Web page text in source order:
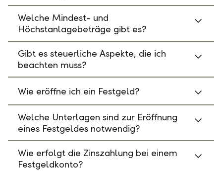
Welche Mindest- und
Höchstanlagebeträge gibt es?
Gibt es steuerliche Aspekte, die ich
beachten muss?
Wie eröffne ich ein Festgeld?
Welche Unterlagen sind zur Eröffnung
eines Festgeldes notwendig?
Wie erfolgt die Zinszahlung bei einem
Festgeldkonto?